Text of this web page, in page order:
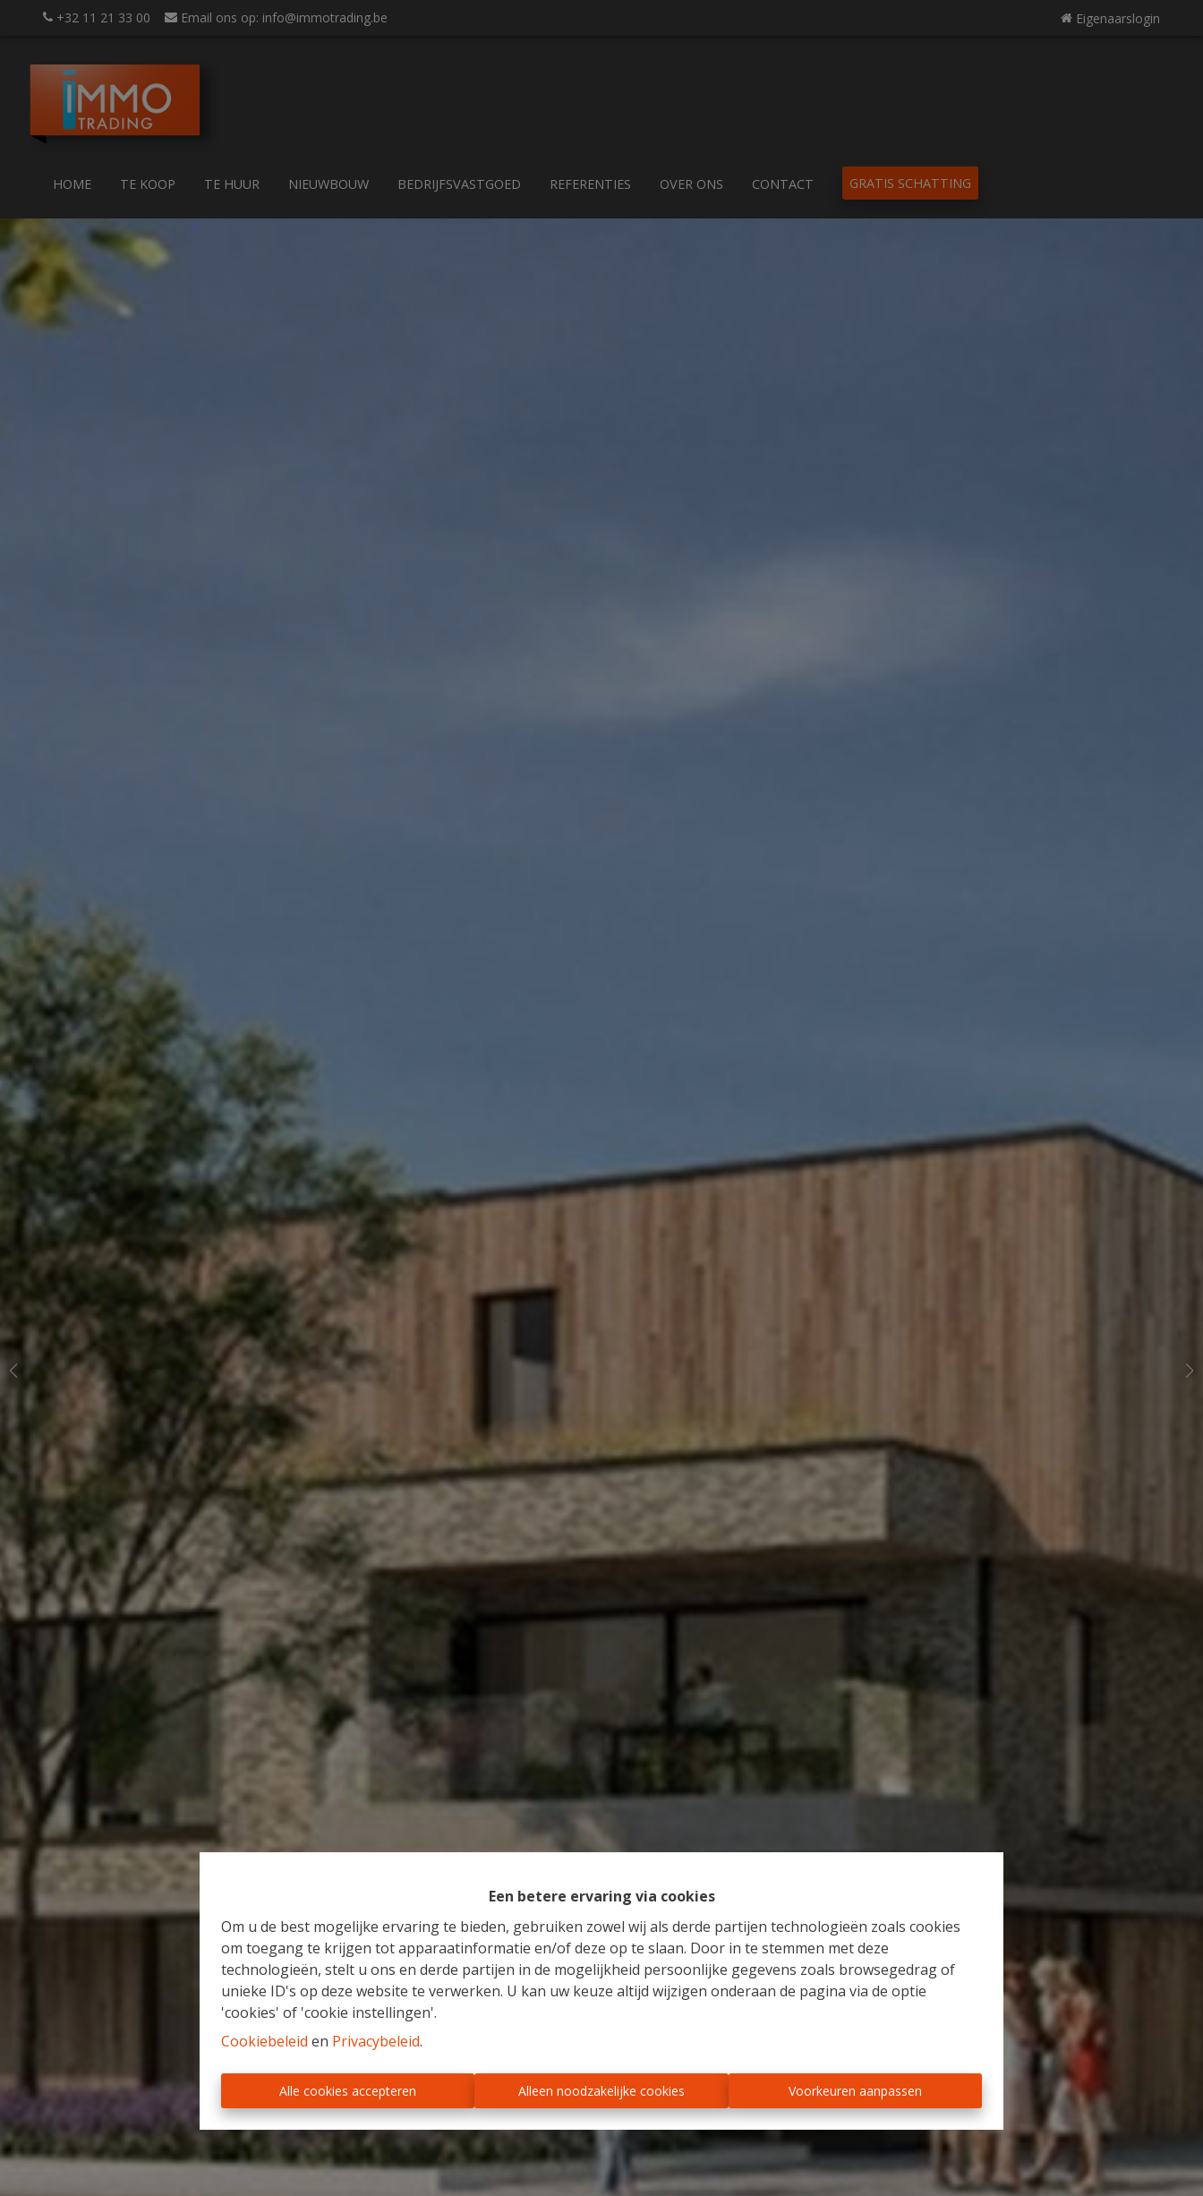
Een betere ervaring via cookies
Om u de best mogelijke ervaring te bieden, gebruiken zowel wij als derde partijen technologieën zoals cookies
om toegang te krijgen tot apparaatinformatie en/of deze op te slaan. Door in te stemmen met deze
technologieën, stelt u ons en derde partijen in de mogelijkheid persoonlijke gegevens zoals browsegedrag of
unieke ID's op deze website te verwerken. U kan uw keuze altijd wijzigen onderaan de pagina via de optie
'cookies' of 'cookie instellingen'.
Cookiebeleid en Privacybeleid.
Alle cookies accepteren Alleen noodzakelijke cookies Voorkeuren aanpassen
+32 11 21 33 00 Email ons op: info@immotrading.be Eigenaarslogin
HOME TE KOOP TE HUUR NIEUWBOUW BEDRIJFSVASTGOED REFERENTIES OVER ONS CONTACT GRATIS SCHATTING